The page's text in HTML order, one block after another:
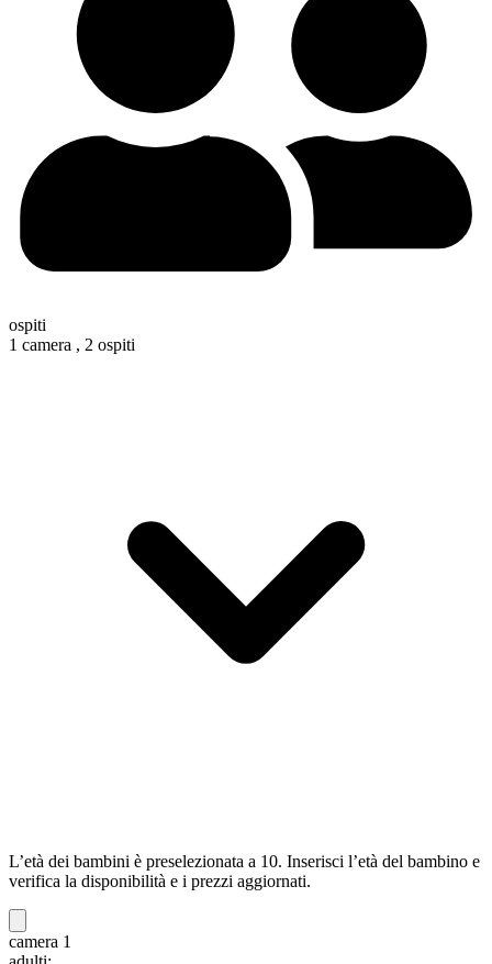
ospiti
1 camera , 2 ospiti
L’età dei bambini è preselezionata a 10. Inserisci l’età del bambino e
verifica la disponibilità e i prezzi aggiornati.
camera 1